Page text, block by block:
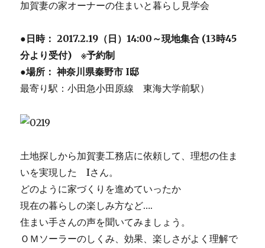
加賀妻の家オーナーの住まいと暮らし見学会
●日時： 2017.2.19（日）14:00～現地集合 (13時45
分より受付)
※予約制
●場所： 神奈川県秦野市 I邸
最寄り駅：小田急小田原線 東海大学前駅）
土地探しから加賀妻工務店に依頼して、理想の住ま
いを実現した Iさん。
どのように家づくりを進めていったか
現在の暮らしの楽しみ方など….
住まい手さんの声を聞いてみましょう。
ＯＭソーラーのしくみ、効果、楽しさがよく理解で